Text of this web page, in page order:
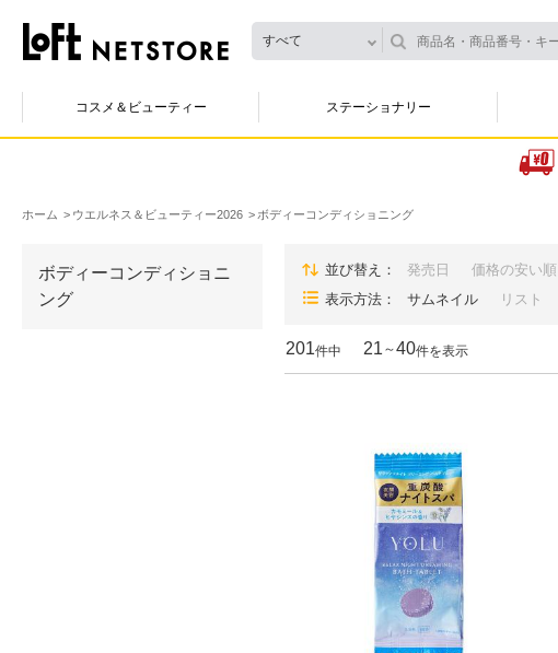
すべて
コスメ＆ビューティー ステーショナリー
ホーム ウエルネス＆ビューティー2026 ボディーコンディショニング
ボディーコンディショニ
ング
並び替え 発売日 価格の安い順
表示方法
サムネイル リスト
201件中 21 ～40件を表示